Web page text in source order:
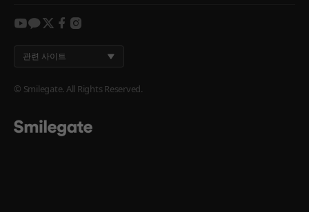
youtube
kakaotwitterfacebook
instagram
관련 사이트
© Smilegate. All Rights Reserved.